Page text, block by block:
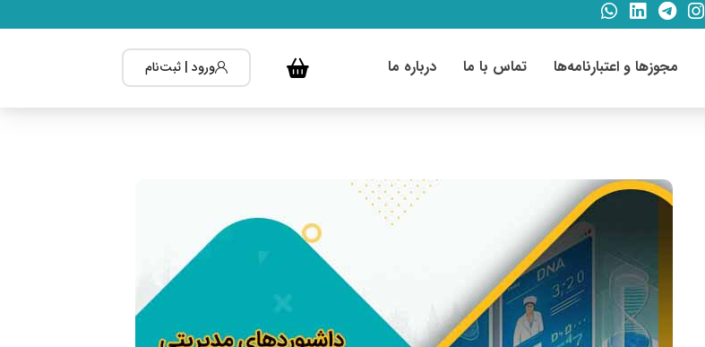
مجوزها و اعتبارنامه‌ها تماس با ما درباره ما ورود | ثبت‌نام